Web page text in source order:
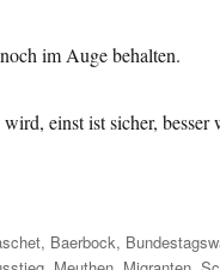
im Auge behalten.
einst ist sicher, besser
, Baerbock,